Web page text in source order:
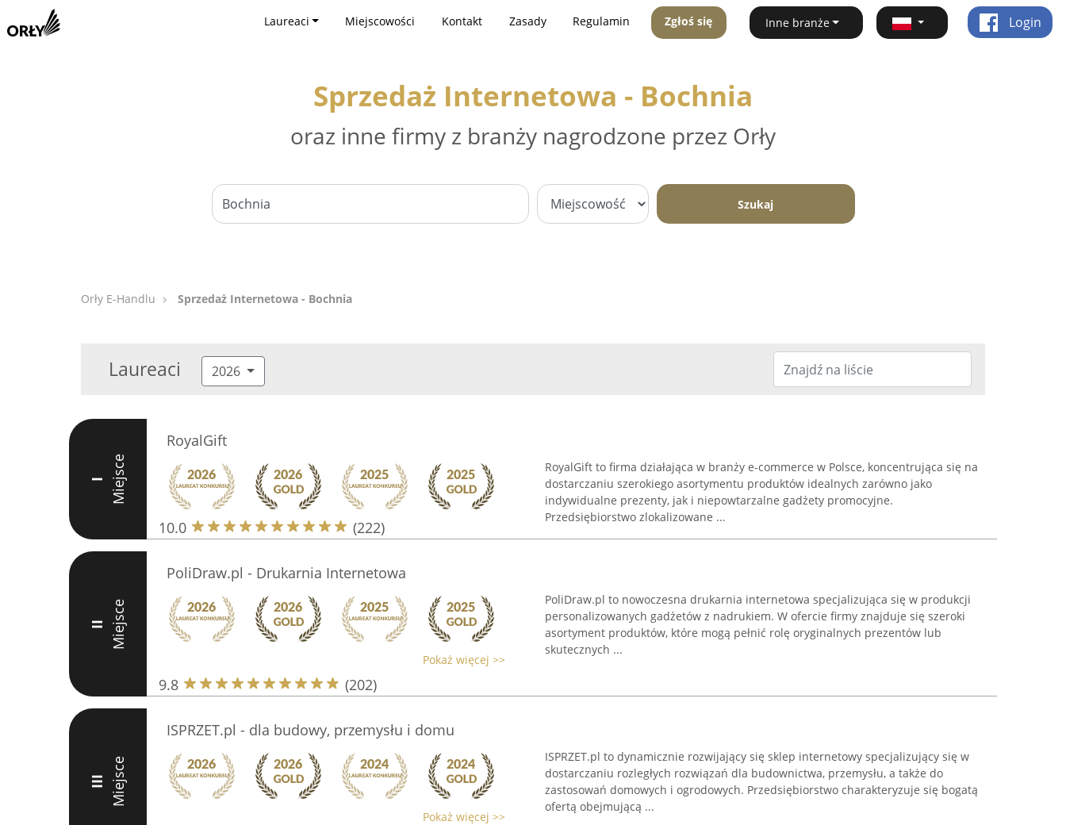
Laureaci Miejscowości Kontakt Zasady Regulamin Zgłoś się Inne branże Login
Sprzedaż Internetowa - Bochnia
oraz inne firmy z branży nagrodzone przez Orły
Szukaj
Orły E-Handlu Sprzedaż Internetowa - Bochnia
Laureaci 2026
I Miejsce
RoyalGift
10.0 (222)
RoyalGift to firma działająca w branży e-commerce w Polsce, koncentrująca się na
dostarczaniu szerokiego asortymentu produktów idealnych zarówno jako
indywidualne prezenty, jak i niepowtarzalne gadżety promocyjne.
Przedsiębiorstwo zlokalizowane ...
II Miejsce
PoliDraw.pl - Drukarnia Internetowa
Pokaż więcej >>
9.8 (202)
PoliDraw.pl to nowoczesna drukarnia internetowa specjalizująca się w produkcji
personalizowanych gadżetów z nadrukiem. W ofercie firmy znajduje się szeroki
asortyment produktów, które mogą pełnić rolę oryginalnych prezentów lub
skutecznych ...
III Miejsce
ISPRZET.pl - dla budowy, przemysłu i domu
Pokaż więcej >>
ISPRZET.pl to dynamicznie rozwijający się sklep internetowy specjalizujący się w
dostarczaniu rozległych rozwiązań dla budownictwa, przemysłu, a także do
zastosowań domowych i ogrodowych. Przedsiębiorstwo charakteryzuje się bogatą
ofertą obejmującą ...